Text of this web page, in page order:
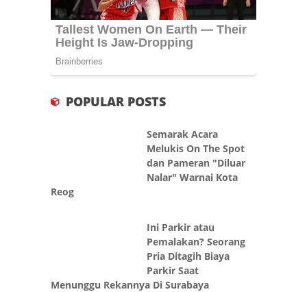
POPULAR POSTS
Semarak Acara
Melukis On The Spot
dan Pameran "Diluar
Nalar" Warnai Kota
Reog
Ini Parkir atau
Pemalakan? Seorang
Pria Ditagih Biaya
Parkir Saat
Menunggu Rekannya Di Surabaya